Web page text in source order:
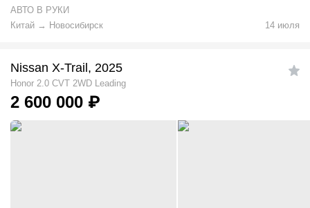
АВТО В РУКИ
Китай → Новосибирск 14 июля
Nissan X-Trail, 2025
Honor 2.0 CVT 2WD Leading
2 600 000 ₽